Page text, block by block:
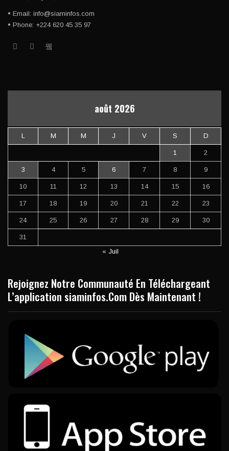
• Email: info@siaminfos.com
• Phone: +224 620 45 35 97
août 2026
L M M J V S D
1 2
3 4 5 6 7 8 9
10 11 12 13 14 15 16
17 18 19 20 21 22 23
24 25 26 27 28 29 30
31
« Juil
Rejoignez Notre Communauté En Téléchargeant
L’application siaminfos.Com Dès Maintenant !